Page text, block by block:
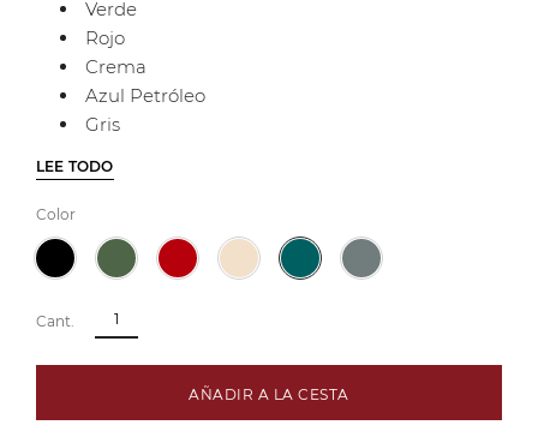
Verde
Rojo
Crema
Azul Petróleo
Gris
LEE TODO
Color
Cant.
AÑADIR A LA CESTA